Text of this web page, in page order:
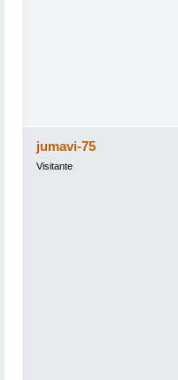
jumavi-75
Visitante